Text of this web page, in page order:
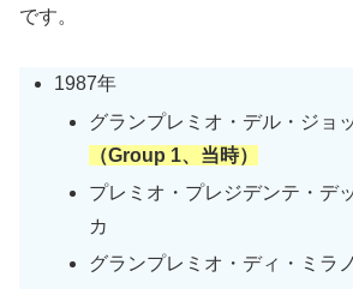
です。
1987年
グランプレミオ・デル・ジョ
（Group 1、当時）
プレミオ・プレジデンテ・デ
カ
グランプレミオ・ディ・ミラノ